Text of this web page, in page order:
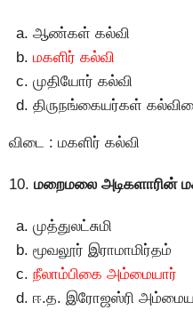
ஆண்கள் கல்வி
மகளிர் கல்வி
முதியோர் கல்வி
திருநங்கையர்கள்
விடை : மகளிர் கல்வி
10. மறைமலை அடிகளாரின்
முத்துலட்சுமி
மூவலூர் இராமாமிர்தம்
நீலாம்பிகை அம்மையார்
ஈ.த. இராேஜஸ்ரி